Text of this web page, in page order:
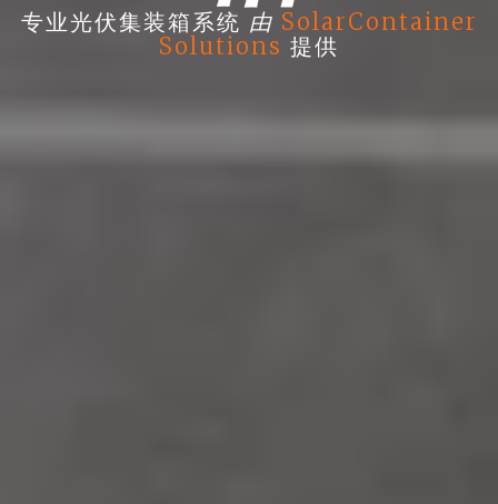
专业光伏集装箱系统 由 SolarContainer
Solutions 提供